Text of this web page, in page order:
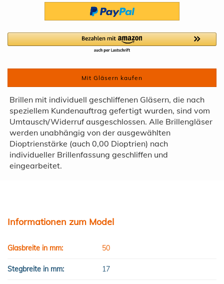
Mit Gläsern kaufen
Brillen mit individuell geschliffenen Gläsern, die nach
speziellem Kundenauftrag gefertigt wurden, sind vom
Umtausch/Widerruf ausgeschlossen. Alle Brillengläser
werden unabhängig von der ausgewählten
Dioptrienstärke (auch 0,00 Dioptrien) nach
individueller Brillenfassung geschliffen und
eingearbeitet.
Informationen zum Model
Glasbreite in mm: 50
Stegbreite in mm: 17